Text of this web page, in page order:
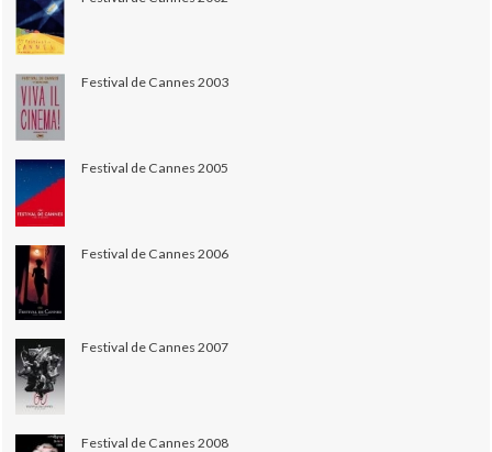
Festival de Cannes 2003
Festival de Cannes 2005
Festival de Cannes 2006
Festival de Cannes 2007
Festival de Cannes 2008